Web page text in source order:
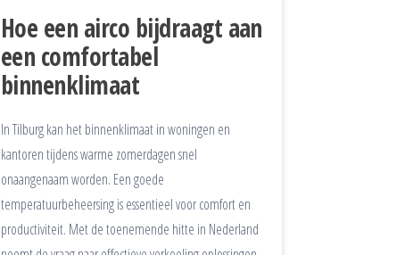
Hoe een airco bijdraagt aan
een comfortabel
binnenklimaat
In Tilburg kan het binnenklimaat in woningen en
kantoren tijdens warme zomerdagen snel
onaangenaam worden. Een goede
temperatuurbeheersing is essentieel voor comfort en
productiviteit. Met de toenemende hitte in Nederland